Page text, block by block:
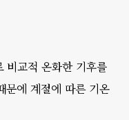
비교적 온화한 기후를
문에 계절에 따른 기온